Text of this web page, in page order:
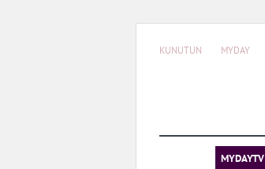
KUNUTUN MYDAY
MYDAYTV